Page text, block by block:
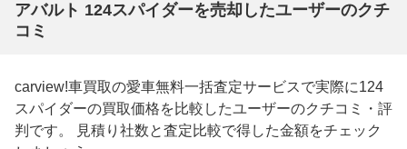
アバルト 124スパイダーを売却したユーザーのクチ
コミ
carview!車買取の愛車無料一括査定サービスで実際に124
スパイダーの買取価格を比較したユーザーのクチコミ・評
判です。 見積り社数と査定比較で得した金額をチェック